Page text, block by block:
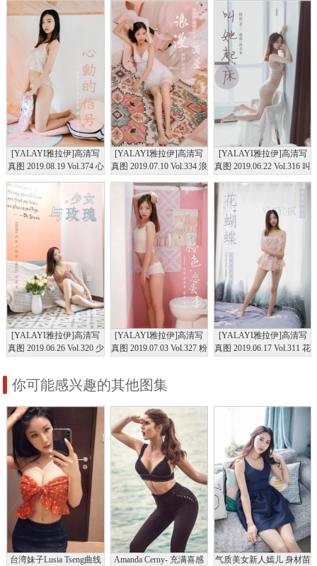
[YALAYI雅拉伊]高清写
真图 2019.08.19 Vol.374 心
[YALAYI雅拉伊]高清写
真图 2019.07.10 Vol.334 浪
[YALAYI雅拉伊]高清写
真图 2019.06.22 Vol.316 叫
[YALAYI雅拉伊]高清写
真图 2019.06.26 Vol.320 少
[YALAYI雅拉伊]高清写
真图 2019.07.03 Vol.327 粉
[YALAYI雅拉伊]高清写
真图 2019.06.17 Vol.311 花
你可能感兴趣的其他图集
台湾妹子Lusia Tseng曲线
Amanda Cerny- 充满喜感
气质美女新人嫣儿 身材苗